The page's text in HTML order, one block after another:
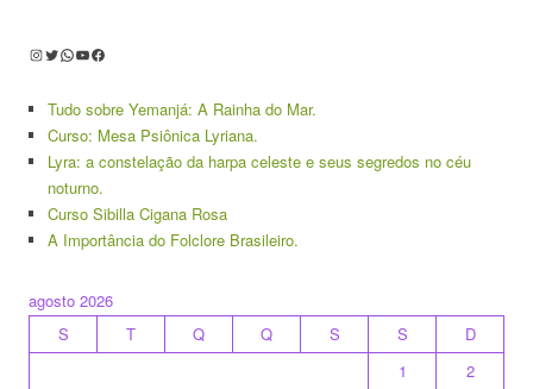
Instagram
Twitter
WhatsApp
Youtube
Facebook
Tudo sobre Yemanjá: A Rainha do Mar.
Curso: Mesa Psiônica Lyriana.
Lyra: a constelação da harpa celeste e seus segredos no céu
noturno.
Curso Sibilla Cigana Rosa
A Importância do Folclore Brasileiro.
agosto 2026
S
T Q Q S S
D
1
2